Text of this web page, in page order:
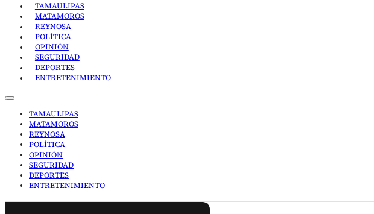
TAMAULIPAS
MATAMOROS
REYNOSA
POLÍTICA
OPINIÓN
SEGURIDAD
DEPORTES
ENTRETENIMIENTO
TAMAULIPAS
MATAMOROS
REYNOSA
POLÍTICA
OPINIÓN
SEGURIDAD
DEPORTES
ENTRETENIMIENTO